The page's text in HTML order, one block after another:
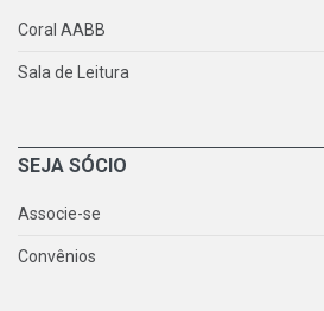
Coral AABB
Sala de Leitura
SEJA SÓCIO
Associe-se
Convênios